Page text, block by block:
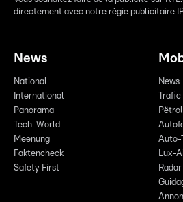
directement avec notre régie publicitaire
News
National
International
Panorama
Tech-World
Meenung
Faktencheck
Safety First
News
Trafic
Auto-
Lux-